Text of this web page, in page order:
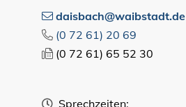
daisbach@waibstadt.de
(0 72 61) 20 69
(0 72 61) 65 52 30
Sprechzeiten: